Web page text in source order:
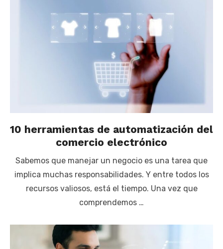
10 herramientas de automatización del
comercio electrónico
Sabemos que manejar un negocio es una tarea que
implica muchas responsabilidades. Y entre todos los
recursos valiosos, está el tiempo. Una vez que
comprendemos …